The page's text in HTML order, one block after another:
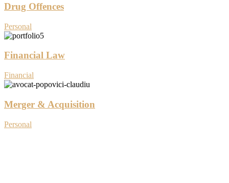
Drug Offences
Personal
Financial Law
Financial
Merger & Acquisition
Personal